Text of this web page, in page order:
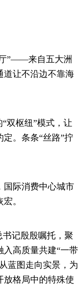
”——来自五大洲
道让不沿边不靠海
双枢纽”模式，让
。条条“丝路”拧
际消费中心城市
。
记殷殷嘱托，聚
高质量共建“一带
蓝图走向实景，为
放格局中的特殊使